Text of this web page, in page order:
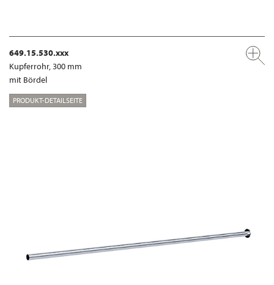
649.15.530.xxx
Kupferrohr, 300 mm
mit Bördel
PRODUKT-DETAILSEITE